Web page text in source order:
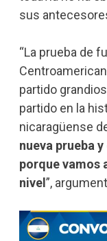
sus
“La prueba de
partido
partido en la
nicaragüense
nueva prueba
porque vamos
nivel ”,